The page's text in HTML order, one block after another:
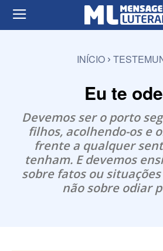
INÍCIO
Eu te
Devemos ser o porto
filhos, acolhendo-os e
frente a qualquer
tenham. E devemos
sobre fatos ou
não sobre odiar